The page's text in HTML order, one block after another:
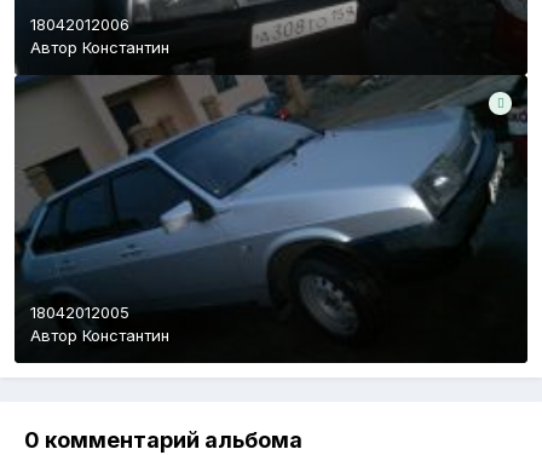
18042012006
Автор Константин
18042012005
Автор Константин
0 комментарий альбома